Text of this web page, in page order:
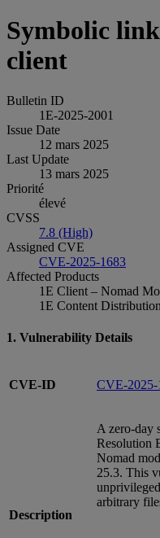
Symbolic
client
Bulletin ID
1E-2025-2001
Issue Date
12 mars 2025
Last Update
13 mars 2025
Priorité
élevé
CVSS
7.8 (High)
Assigned CVE
CVE-2025-1683
Affected Products
1E Client – Nomad
1E Content
1. Vulnerability Details
CVE-ID CVE-2025-
Description
A zero-day
Resolution
Nomad
25.3. This
arbitrary